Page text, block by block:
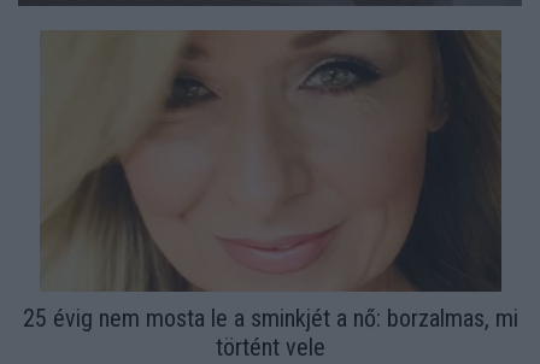
25 évig nem mosta le a sminkjét a nő: borzalmas, mi
történt vele